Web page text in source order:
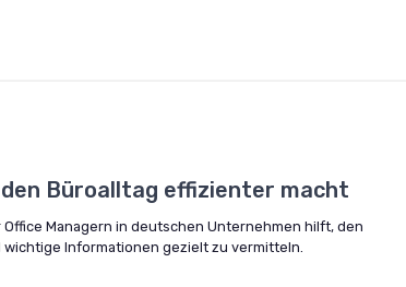
Büroalltag effizienter macht
Managern in deutschen Unternehmen hilft, den
Informationen gezielt zu vermitteln.